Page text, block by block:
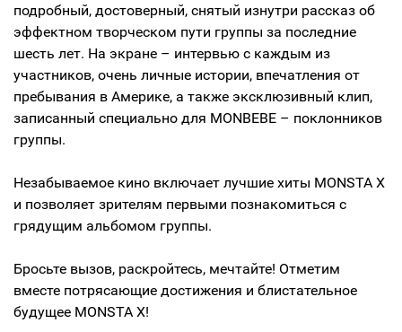
подробный, достоверный, снятый изнутри рассказ об
эффектном творческом пути группы за последние
шесть лет. На экране – интервью с каждым из
участников, очень личные истории, впечатления от
пребывания в Америке, а также эксклюзивный клип,
записанный специально для MONBEBE – поклонников
группы.
Незабываемое кино включает лучшие хиты MONSTA X
и позволяет зрителям первыми познакомиться с
грядущим альбомом группы.
Бросьте вызов, раскройтесь, мечтайте! Отметим
вместе потрясающие достижения и блистательное
будущее MONSTA X!